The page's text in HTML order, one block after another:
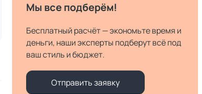
Мы все подберём!
Бесплатный расчёт — экономьте время и
деньги, наши эксперты подберут всё под
ваш стиль и бюджет.
Отправить заявку